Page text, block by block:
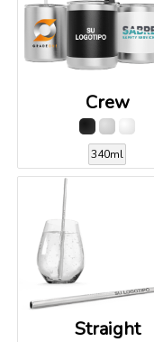
Crew
340ml
Straight